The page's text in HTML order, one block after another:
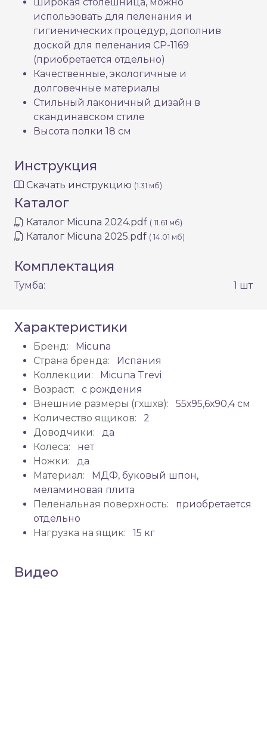
Широкая столешница, можно
использовать для пеленания и
гигиенических процедур, дополнив
доской для пеленания CP-1169
(приобретается отдельно)
Качественные, экологичные и
долговечные материалы
Стильный лаконичный дизайн в
скандинавском стиле
Высота полки 18 см
Инструкция
Скачать инструкцию (1.31 мб)
Каталог
Каталог Micuna 2024.pdf ( 11.61 мб)
Каталог Micuna 2025.pdf ( 14.01 мб)
Комплектация
Тумба: 1 шт
Характеристики
Бренд:
Micuna
Страна бренда:
Испания
Коллекции:
Micuna Trevi
Возраст:
с рождения
Внешние размеры (гхшхв):
55х95,6х90,4 см
Количество ящиков:
2
Доводчики:
да
Колеса:
нет
Ножки:
да
Материал:
МДФ, буковый шпон,
меламиновая плита
Пеленальная поверхность:
приобретается
отдельно
Нагрузка на ящик:
15 кг
Видео